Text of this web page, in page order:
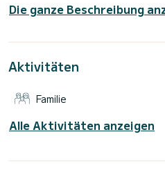
Motorboot mit 15 Metern Länge
mit Dusche
ausgestattet: Autopilot,
Außenkühlschrank.
Die ganze Beschreibung
Aktivitäten
Familie
Alle Aktivitäten anzeigen